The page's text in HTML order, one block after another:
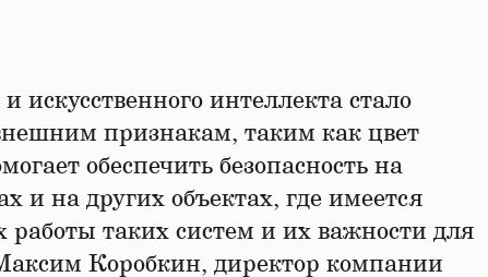
искусственного интеллекта стало
признакам, таким как цвет
обеспечить безопасность на
и на других объектах, где имеется
работы таких систем и их важности для
Коробкин, директор компании